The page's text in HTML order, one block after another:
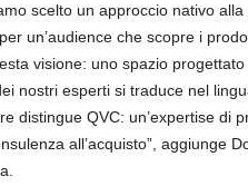
scelto un approccio nativo
un’audience che scopre i
visione: uno spazio
nostri esperti si traduce nel
distingue QVC: un’expertise di
all’acquisto”, aggiunge